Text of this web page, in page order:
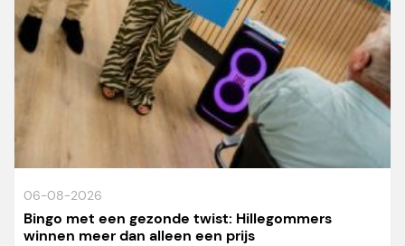
06-08-2026
Bingo met een gezonde twist: Hillegommers
winnen meer dan alleen een prijs